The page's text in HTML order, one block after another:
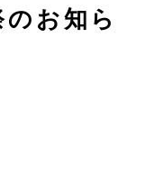
お知ら